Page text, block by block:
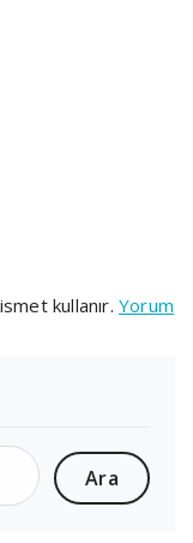
kullanır.Yorum